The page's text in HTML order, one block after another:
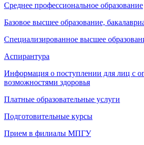
Среднее профессиональное образование
Базовое высшее образование,
Специализированное высшее
Аспирантура
Информация о поступлении для лиц с
возможностями здоровья
Платные образовательные услуги
Подготовительные курсы
Прием в филиалы МПГУ